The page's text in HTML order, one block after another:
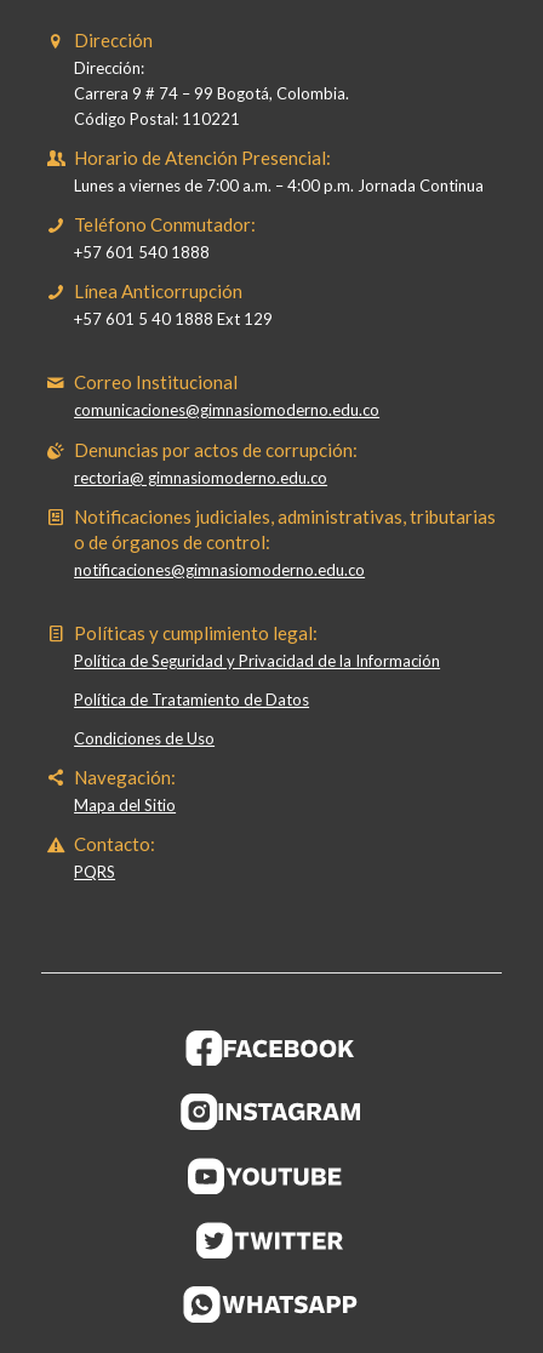
Dirección
Dirección:
Carrera 9 # 74 – 99 Bogotá, Colombia.
Código Postal: 110221
Horario de Atención Presencial:
Lunes a viernes de 7:00 a.m. – 4:00 p.m. Jornada Continua
Teléfono Conmutador:
+57 601 540 1888
Línea Anticorrupción
+57 601 5 40 1888 Ext 129
Correo Institucional
comunicaciones@gimnasiomoderno.edu.co
Denuncias por actos de corrupción:
rectoria@ gimnasiomoderno.edu.co
Notificaciones judiciales, administrativas, tributarias
o de órganos de control:
notificaciones@gimnasiomoderno.edu.co
Políticas y cumplimiento legal:
Política de Seguridad y Privacidad de la Información
Política de Tratamiento de Datos
Condiciones de Uso
Navegación:
Mapa del Sitio
Contacto:
PQRS